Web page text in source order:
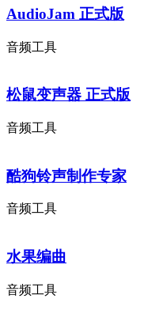
AudioJam 正式版
音频工具
松鼠变声器 正式版
音频工具
酷狗铃声制作专家
音频工具
水果编曲
音频工具